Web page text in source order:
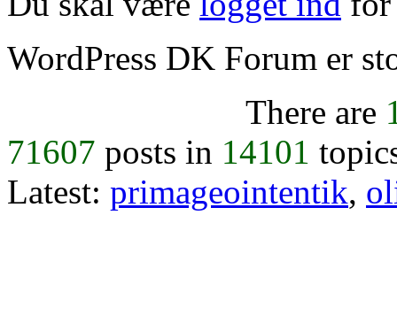
WordPress DK Forum er
There are
71607 posts in 14101
Latest: primageointentik,